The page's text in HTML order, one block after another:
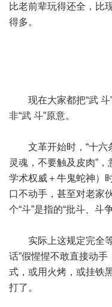
比老前辈玩得还全，比
得多。
本来意义
现在大家都把“武 斗”
非“武 斗”原意。
文革开始时，“十六条
灵魂，不要触及皮肉”，
学术权威＋牛鬼蛇神）
口不动手，甚至对老家
个“斗”是指的“批斗、斗
实际上这规定完全等
话”假惺惺不敢直接动
式，或用火烤，或挂铁
打了。